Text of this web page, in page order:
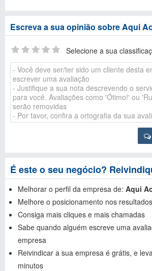
Escreva a sua opinião sobre Aqui
Selecione a sua
É este o seu negócio?
Melhorar o perfil da empresa de: Aqui
Melhore o posicionamento nos
Consiga mais cliques e mais chamadas
Sabe quando alguém escreve uma
empresa
Reivindicar a sua empresa é grátis, e
minutos